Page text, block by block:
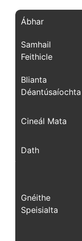
Ábhar
Samhail
Feithicle
Blianta
Déantúsaíochta
Cineál Mata
Dath
Gnéithe
Speisialta